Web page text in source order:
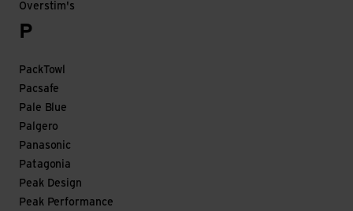
Overstim's
P
PackTowl
Pacsafe
Pale Blue
Palgero
Panasonic
Patagonia
Peak Design
Peak Performance